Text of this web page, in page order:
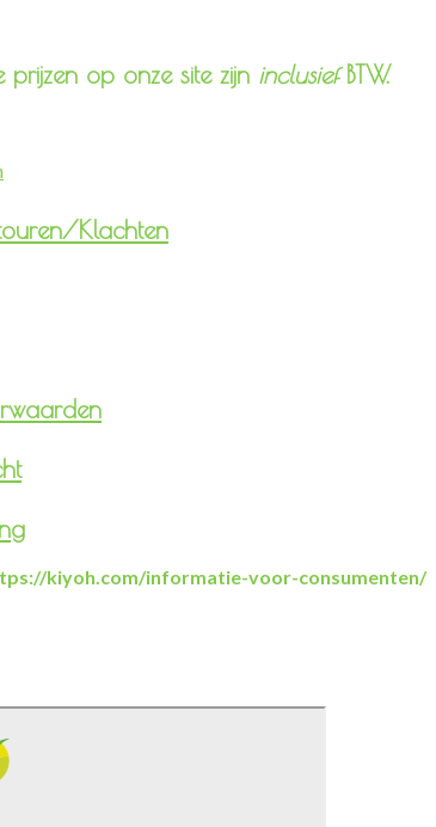
op onze site zijn inclusiefBTW.
Klachten
kiyoh.com/informatie-voor-consumenten/